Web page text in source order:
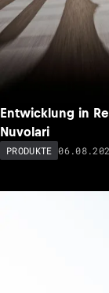
Entwicklung in
Nuvolari
PRODUKTE